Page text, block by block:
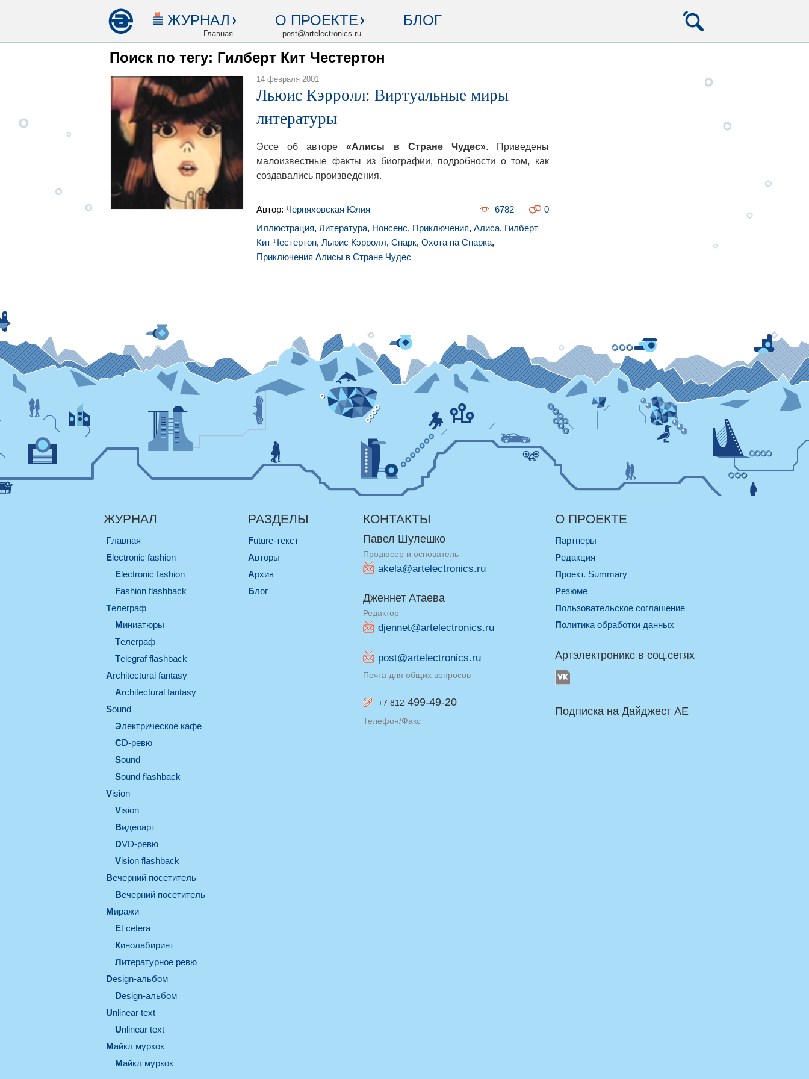
ЖУРНАЛ
Главная
О ПРОЕКТЕ
post@artelectronics.ru
БЛОГ
Поиск по тегу: Гилберт Кит Честертон
14 февраля 2001
Льюис Кэрролл: Виртуальные миры
литературы
Эссе об авторе«Алисы в Стране Чудес». Приведены
малоизвестные факты из биографии, подробности о том, как
создавались произведения.
Автор: Черняховская Юлия 0
6782
Иллюстрация, Литература, Нонсенс, Приключения, Алиса, Гилберт
Кит Честертон, Льюис Кэрролл, Снарк, Охота на Снарка,
Приключения Алисы в Стране Чудес
ЖУРНАЛ
Главная
electronic fashion
electronic fashion
Fashion flashback
телеграф
миниатюры
телеграф
Telegraf flashback
architectural fantasy
architectural fantasy
sound
электрическое кафе
CD-ревю
sound
Sound flashback
vision
vision
видеоарт
DVD-ревю
Vision flashback
вечерний посетитель
вечерний посетитель
миражи
et cetera
кинолабиринт
литературное ревю
design-альбом
design-альбом
unlinear text
Unlinear text
майкл муркок
майкл муркок
РАЗДЕЛЫ
Future-текст
Авторы
Архив
Блог
КОНТАКТЫ
Павел Шулешко
Продюсер и основатель
akela@artelectronics.ru
Дженнет Атаева
Редактор
djennet@artelectronics.ru
post@artelectronics.ru
Почта для общих вопросов
+7 812 499-49-20
Телефон/Факс
О ПРОЕКТЕ
Партнеры
Редакция
Проект. Summary
Резюме
Пользовательское соглашение
Политика обработки данных
Артэлектроникс в соц.сетях
Подписка на Дайджест AE